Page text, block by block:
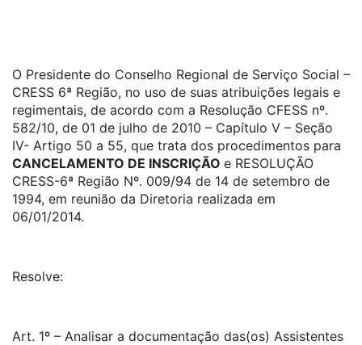
O Presidente do Conselho Regional de Serviço Social –
CRESS 6ª Região, no uso de suas atribuições legais e
regimentais, de acordo com a Resolução CFESS nº.
582/10, de 01 de julho de 2010 – Capítulo V – Seção
IV- Artigo 50 a 55, que trata dos procedimentos para
CANCELAMENTO DE INSCRIÇÃO e RESOLUÇÃO
CRESS-6ª Região Nº. 009/94 de 14 de setembro de
1994, em reunião da Diretoria realizada em
06/01/2014.
Resolve:
Art. 1º – Analisar a documentação das(os) Assistentes